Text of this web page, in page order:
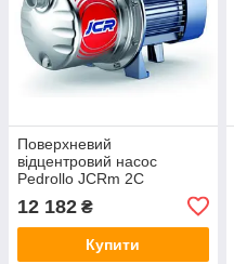
Поверхневий
відцентровий насос
Pedrollo JCRm 2С
12 182 ₴
Купити